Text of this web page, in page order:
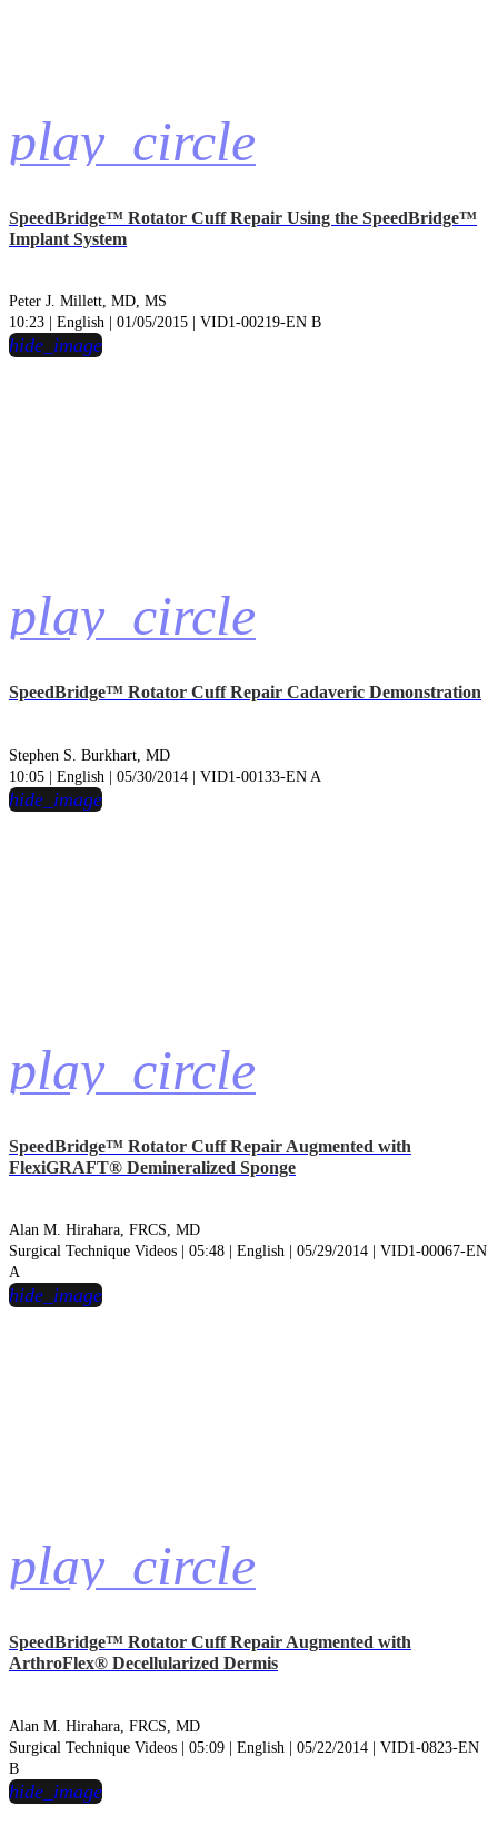
play_circle
SpeedBridge™ Rotator Cuff Repair Using the SpeedBridge™
Implant System
Peter J. Millett, MD, MS
10:23 | English | 01/05/2015 | VID1-00219-EN B
play_circle
hide_image
SpeedBridge™ Rotator Cuff Repair Cadaveric Demonstration
Stephen S. Burkhart, MD
10:05 | English | 05/30/2014 | VID1-00133-EN A
play_circle
hide_image
SpeedBridge™ Rotator Cuff Repair Augmented with
FlexiGRAFT® Demineralized Sponge
Alan M. Hirahara, FRCS, MD
Surgical Technique Videos | 05:48 | English | 05/29/2014 | VID1-00067-EN
A
play_circle
hide_image
SpeedBridge™ Rotator Cuff Repair Augmented with
ArthroFlex® Decellularized Dermis
Alan M. Hirahara, FRCS, MD
Surgical Technique Videos | 05:09 | English | 05/22/2014 | VID1-0823-EN
B
hide_image